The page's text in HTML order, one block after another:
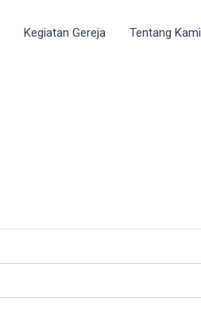
Kegiatan Gereja Tentang Kami